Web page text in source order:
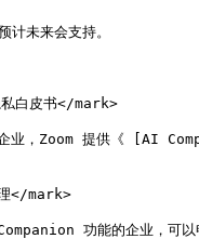
未来会支持。
白皮书</mark>
企业，Zoom 提供《
</mark>
功能的企业，